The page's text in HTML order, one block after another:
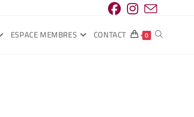
ESPACE MEMBRES CONTACT 0